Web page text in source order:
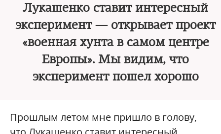
Лукашенко ставит интересный
эксперимент — открывает проект
«военная хунта в самом центре
Европы». Мы видим, что
эксперимент пошел хорошо
Прошлым летом мне пришло в голову,